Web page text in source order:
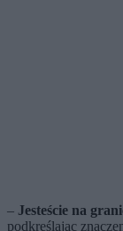
– Jesteście na
podkreślając